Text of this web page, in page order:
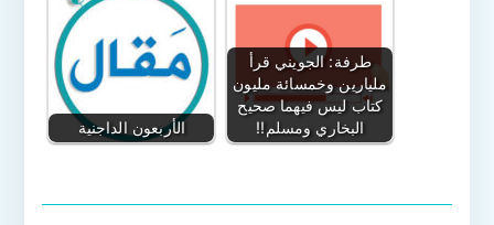
الأربعون الداجنية
طرفة: الجويني قرأ
مليارين وخمسائة مليون
كتاب ليس فيهما صحيح
البخاري ومسلم!!